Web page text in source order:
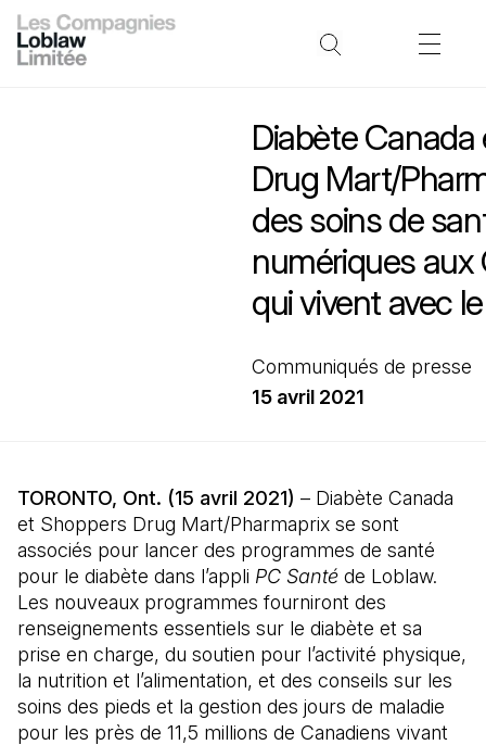
Diabète
Drug Mart/
des soins de
numériques aux
qui vivent avec
Communiqués de presse
15 avril 2021
TORONTO, Ont. (15 avril 2021) – Diabète Canada
et Shoppers Drug Mart/Pharmaprix se sont
associés pour lancer des programmes de santé
pour le diabète dans l’appli PC Santé de Loblaw.
Les nouveaux programmes fourniront des
renseignements essentiels sur le diabète et sa
prise en charge, du soutien pour l’activité physique,
la nutrition et l’alimentation, et des conseils sur les
soins des pieds et la gestion des jours de maladie
pour les près de 11,5 millions de Canadiens vivant